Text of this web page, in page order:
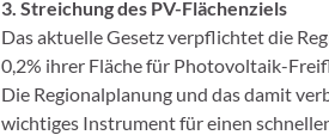
3. Streichung des PV-Flächenziels
Das aktuelle Gesetz verpflichtet die
0,2% ihrer Fläche für Photovoltaik-
Die Regionalplanung und das damit
wichtiges Instrument für einen